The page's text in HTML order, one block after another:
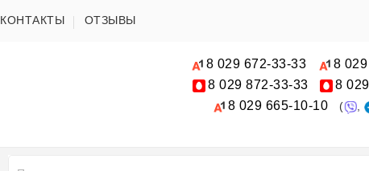
КОНТАКТЫ ОТЗЫВЫ
8 029 672-33-33 8 029
8 029 872-33-33 8 029
8 029 665-10-10 ( ,